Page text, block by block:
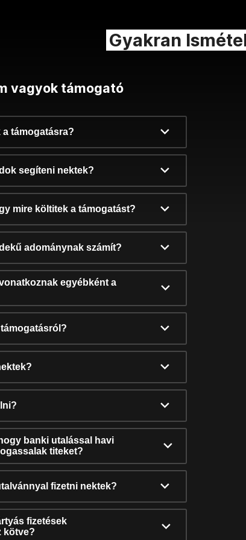
Gyakran
vagyok támogató
a támogatásra?
segíteni nektek?
mire költitek a támogatást?
adománynak számít?
egyébként a
banki utalással havi
titeket?
fizetni nektek?
fizetések
kötve?